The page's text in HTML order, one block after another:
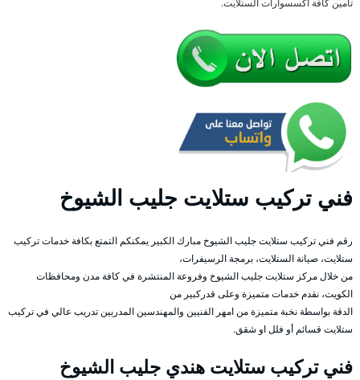
تأمين كافة اكسسوارات الستلايت.
فني تركيب ستلايت جليب الشيوخ
رقم فني تركيب ستلايت جليب الشيوخ مبارك الكبير يمكنكم التمتع بكافة خدمات تركيب
ستلايت، صيانة الستلايت، برمجة الرسيفرات،
من خلال مركز ستلايت جليب الشيوخ وفروعة المنتشرة في كافة مدن ومحافظات
الكويت، نقدم خدمات متميزة وعلى قدركبير من
الدقة بواسطة نخبة متميزة من امهر الفنيين والمهندسين المدربين تدريب عالي في تركيب
ستلايت قسائم أو فلل او شقق.
فني تركيب ستلايت هندي جليب الشيوخ